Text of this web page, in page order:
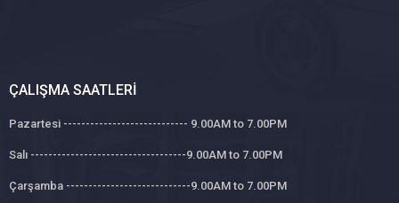
ÇALIŞMA SAATLERI
Pazartesi ---------------------------- 9.00AM to 7.00PM
Salı -----------------------------------9.00AM to 7.00PM
Çarşamba ----------------------------9.00AM to 7.00PM